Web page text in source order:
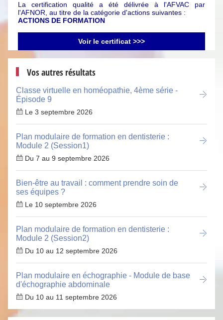
La certification qualité a été délivrée à l'AFVAC par
l'AFNOR, au titre de la catégorie d'actions suivantes :
ACTIONS DE FORMATION
Voir le certificat >>>
Vos autres résultats
Classe virtuelle en homéopathie, 4ème série -
Épisode 9
Le 3 septembre 2026
Plan modulaire de formation en dentisterie :
Module 2 (Session1)
Du 7 au 9 septembre 2026
Bien-être au travail : comment prendre soin de
ses équipes ?
Le 10 septembre 2026
Plan modulaire de formation en dentisterie :
Module 2 (Session2)
Du 10 au 12 septembre 2026
Plan modulaire en échographie - Module de base
d'échographie abdominale
Du 10 au 11 septembre 2026